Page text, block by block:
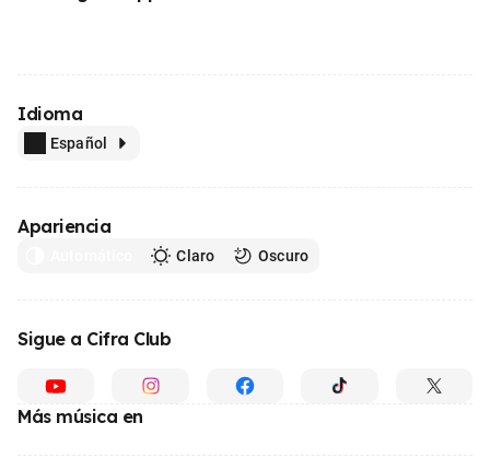
Idioma
Español
Apariencia
Claro Oscuro
Sigue a Cifra Club
Más música en